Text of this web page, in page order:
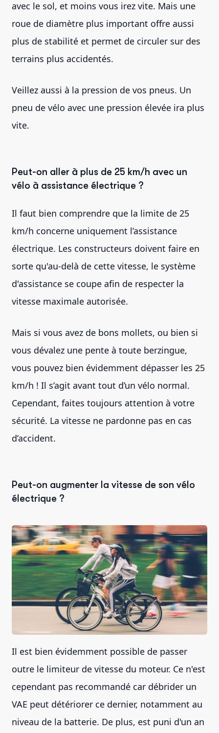
avec le sol, et moins vous irez vite. Mais une
roue de diamètre plus important offre aussi
plus de stabilité et permet de circuler sur des
terrains plus accidentés.
Veillez aussi à la pression de vos pneus. Un
pneu de vélo avec une pression élevée ira plus
vite.
Peut-on aller à plus de 25 km/h avec un
vélo à assistance électrique ?
Il faut bien comprendre que la limite de 25
km/h concerne uniquement l’assistance
électrique. Les constructeurs doivent faire en
sorte qu'au-delà de cette vitesse, le système
d'assistance se coupe afin de respecter la
vitesse maximale autorisée.
Mais si vous avez de bons mollets, ou bien si
vous dévalez une pente à toute berzingue,
vous pouvez bien évidemment dépasser les 25
km/h ! Il s’agit avant tout d’un vélo normal.
Cependant, faites toujours attention à votre
sécurité. La vitesse ne pardonne pas en cas
d’accident.
Peut-on augmenter la vitesse de son vélo
électrique ?
Il est bien évidemment possible de passer
outre le limiteur de vitesse du moteur. Ce n'est
cependant pas recommandé car débrider un
VAE peut détériorer ce dernier, notamment au
niveau de la batterie. De plus, est puni d'un an